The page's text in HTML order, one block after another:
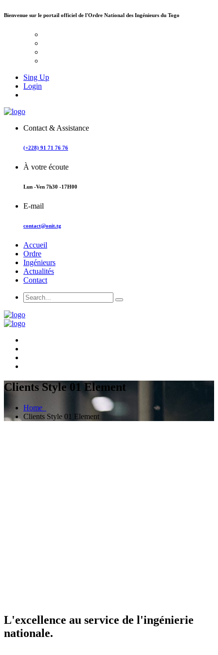
Bienvenue sur le portail officiel de l'Ordre National des Ingénieurs du Togo
Sing Up
Login
Contact & Assistance
(+228) 91 71 76 76
À votre écoute
Lun -Ven 7h30 -17H00
E-mail
contact@onit.tg
Accueil
Ordre
Ingénieurs
Actualités
Contact
Clients Style 01 Element
Home
Clients Style 01 Element
L'excellence au service de l'ingénierie
nationale.